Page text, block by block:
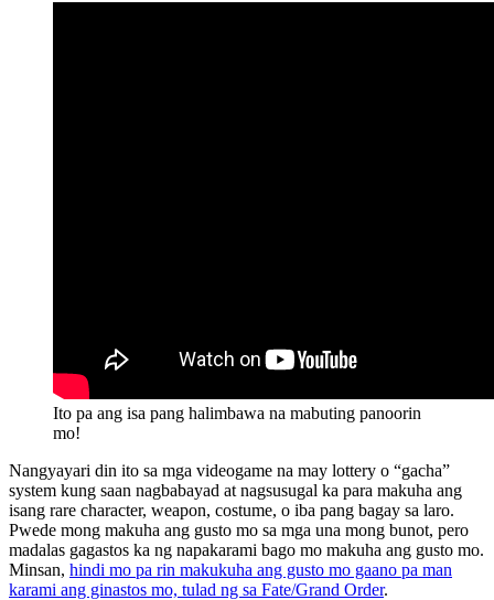
Ito pa ang isa pang halimbawa na mabuting panoorin
mo!
Nangyayari din ito sa mga videogame na may lottery o “gacha”
system kung saan nagbabayad at nagsusugal ka para makuha ang
isang rare character, weapon, costume, o iba pang bagay sa laro.
Pwede mong makuha ang gusto mo sa mga una mong bunot, pero
madalas gagastos ka ng napakarami bago mo makuha ang gusto mo.
Minsan, hindi mo pa rin makukuha ang gusto mo gaano pa man
karami ang ginastos mo, tulad ng sa Fate/Grand Order.